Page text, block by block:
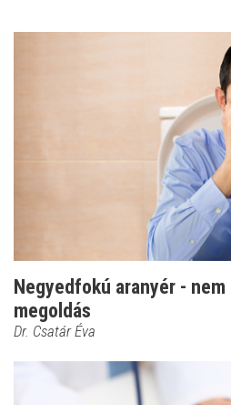
Negyedfokú aranyér -
megoldás
Dr. Csatár Éva